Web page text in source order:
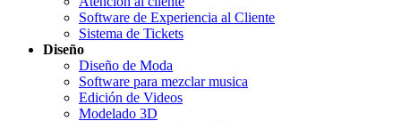
Software de Experiencia al Cliente
Sistema de Tickets
Diseño
Diseño de Moda
Software para mezclar musica
Edición de Videos
Modelado 3D